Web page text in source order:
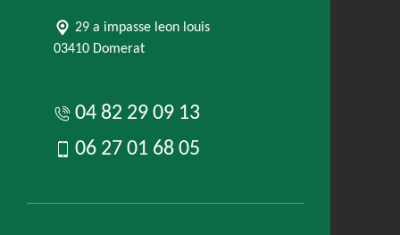
29 a impasse leon louis
03410 Domerat
04 82 29 09 13
06 27 01 68 05